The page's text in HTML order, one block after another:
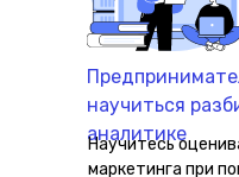
научиться
аналитике
Научитесь
маркетинга при